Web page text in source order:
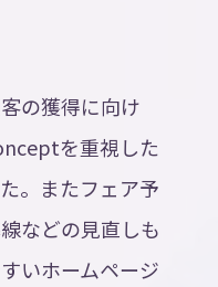
の獲得に向け
を重視した
。またフェア予
などの見直しも
いホームページ